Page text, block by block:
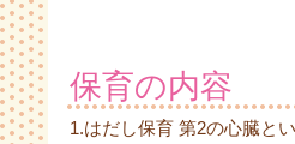
保育の内容
1.はだし保育 第2の心臓と